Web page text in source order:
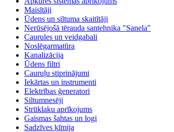
Maisītāji
Ūdens un siltuma skaitītāji
Nerūsējošā tērauda santehnika "Sanela"
Caurules un veidgabali
Noslēgarmatūra
Kanalizācija
Ūdens filtri
Cauruļu stiprinājumi
Iekārtas un instrumenti
Elektrības ģeneratori
Siltumnesēji
Strūklaku aprīkojums
Gaismas šahtas un logi
Sadzīves ķīmija